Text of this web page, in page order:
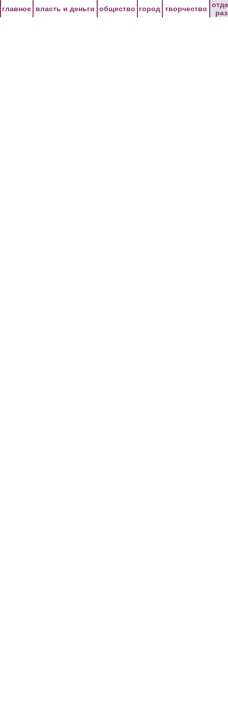
главное власть и деньги общество город творчество